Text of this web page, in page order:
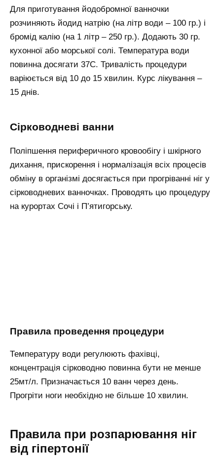
Для приготування йодобромної ванночки
розчиняють йодид натрію (на літр води – 100 гр.) і
бромід калію (на 1 літр – 250 гр.). Додають 30 гр.
кухонної або морської солі. Температура води
повинна досягати 37С. Тривалість процедури
варіюється від 10 до 15 хвилин. Курс лікування –
15 днів.
Сірководневі ванни
Поліпшення периферичного кровообігу і шкірного
дихання, прискорення і нормалізація всіх процесів
обміну в організмі досягається при прогріванні ніг у
сірководневих ванночках. Проводять цю процедуру
на курортах Сочі і П’ятигорську.
Правила проведення процедури
Температуру води регулюють фахівці,
концентрація сірководню повинна бути не менше
25мт/л. Призначається 10 ванн через день.
Прогріти ноги необхідно не більше 10 хвилин.
Правила при розпарювання ніг
від гіпертонії